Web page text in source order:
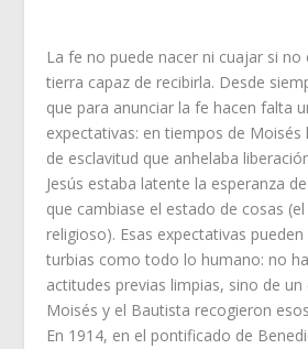
La fe no puede nacer ni cuajar si no
tierra capaz de recibirla. Desde
que para anunciar la fe hacen falta
expectativas: en tiempos de Moisés
de esclavitud que anhelaba
Jesús estaba latente la esperanza
que cambiase el estado de cosas
religioso). Esas expectativas
turbias como todo lo humano: no
actitudes previas limpias, sino de
Moisés y el Bautista recogieron
En 1914, en el pontificado de